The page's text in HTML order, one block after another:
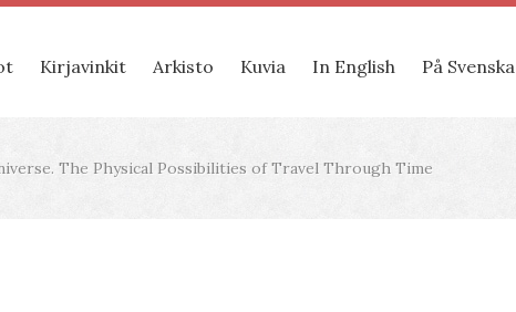
Kirjavinkit Arkisto Kuvia In English På Svenska
The Physical Possibilities of Travel Through Time